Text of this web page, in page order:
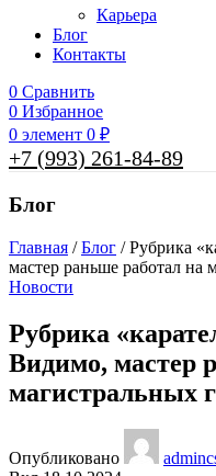
Карьера
Блог
Контакты
0 Сравнить
0 Избранное
0 элемент 0 ₽
+7 (993) 261-84-89
Блог
Главная /Блог /Рубрика
мастер раньше работал на
Новости
Рубрика
Видимо, мастер
магистральных
Опубликовано